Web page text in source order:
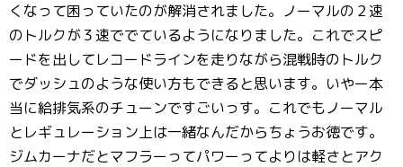
くなって困っていたのが解消されました。ノーマルの２速
のトルクが３速ででているようになりました。これでスピ
ードを出してレコードラインを走りながら混戦時のトルク
でダッシュのような使い方もできると思います。いやー本
当に給排気系のチューンですごいっす。これでもノーマル
とレギュレーション上は一緒なんだからちょうお徳です。
ジムカーナだとマフラーってパワーってよりは軽さとアク